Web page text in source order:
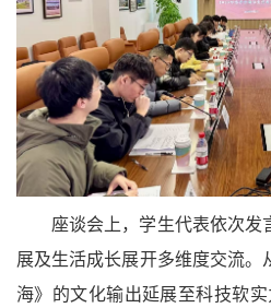
座谈会上，学生代表依次发
展及生活成长展开多维度交流。
海》的文化输出延展至科技软